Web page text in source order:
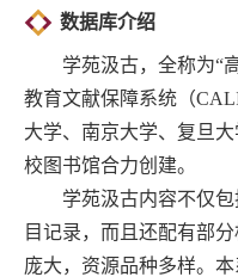
数据库介绍
学苑汲古，全称为“高
教育文献保障系统（
大学、南京大学、复旦
校图书馆合力创建。
学苑汲古内容不仅包
目记录，而且还配有部
庞大，资源品种多样。